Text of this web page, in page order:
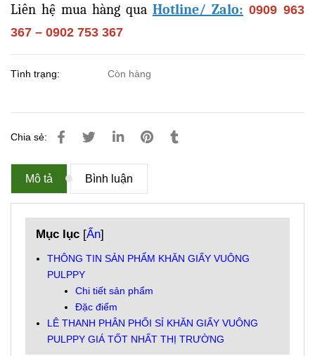
Liên hệ mua hàng qua Hotline/ Zalo: 0909 963
367 – 0902 753 367
Tình trạng: Còn hàng
Chia sẻ:
Mô tả Bình luận
Mục lục [Ẩn]
THÔNG TIN SẢN PHẨM KHĂN GIẤY VUÔNG
PULPPY
Chi tiết sản phẩm
Đặc điểm
LÊ THANH PHÂN PHỐI SỈ KHĂN GIẤY VUÔNG
PULPPY GIÁ TỐT NHẤT THỊ TRƯỜNG